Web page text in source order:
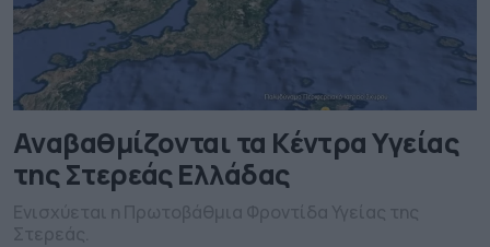
Αναβαθμίζονται τα Κέντρα Υγείας
της Στερεάς Ελλάδας